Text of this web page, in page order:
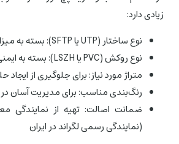
زیادی دارد:
نوع ساختار (UTP یا SFTP): بسته به میزان نویز محیط
نوع روکش (PVC یا LSZH): بسته به ایمنی مورد نیاز
متراژ مورد نیاز: برای جلوگیری از ایجاد
رنگ‌بندی مناسب: برای مدیریت آسان در
ضمانت اصالت: تهیه از نمایندگی
(نمایندگی رسمی لگراند در ایران